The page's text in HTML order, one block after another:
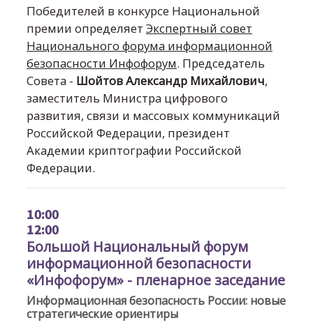
Победителей в конкурсе Национальной
премии определяет Экспертный совет
Национального форума информационной
безопасности Инфофорум. Председатель
Совета - Шойтов Александр Михайлович,
заместитель Министра цифрового
развития, связи и массовых коммуникаций
Российской Федерации, президент
Академии криптографии Российской
Федерации.
10:00
12:00
Большой Национальный форум
информационной безопасности
«Инфофорум» - пленарное заседание
Информационная безопасность России: новые
стратегические ориентиры